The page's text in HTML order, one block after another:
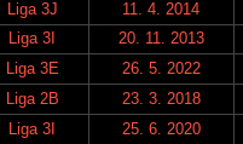
Liga 3J
11. 4. 2014
Liga 3I 20. 11. 2013
Liga 3E 26. 5. 2022
Liga 2B 23. 3. 2018
Liga 3I 25. 6. 2020